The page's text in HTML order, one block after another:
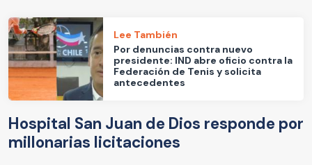
Lee También
Por denuncias contra nuevo
presidente: IND abre oficio contra la
Federación de Tenis y solicita
antecedentes
Hospital San Juan de Dios responde por
millonarias licitaciones